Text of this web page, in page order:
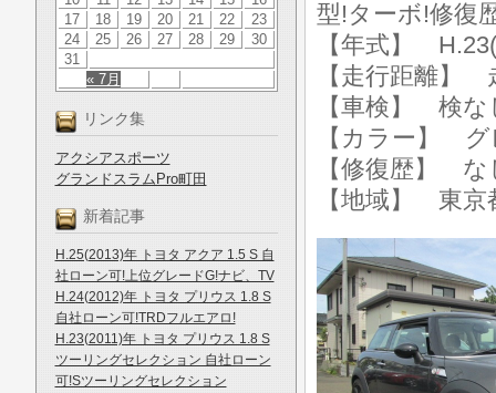
« 7月
17
18 19 20 21 22
23
24
25 26 27 28 29
30
31
リンク集
アクシアスポーツ
グランドスラムPro町田
新着記事
H.25(2013)年 トヨタ アクア 1.5 S 自
社ローン可!上位グレードG!ナビ、TV
H.24(2012)年 トヨタ プリウス 1.8 S
自社ローン可!TRDフルエアロ!
H.23(2011)年 トヨタ プリウス 1.8 S
ツーリングセレクション 自社ローン
可!Sツーリングセレクション
型!ターボ!修復
【年式】
【走行距離】
【車検】 検な
【カラー】 グ
【修復歴】 な
【地域】 東京